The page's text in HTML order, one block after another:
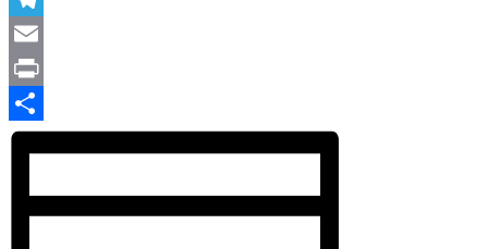
Telegram
Email
Print
Comparteix